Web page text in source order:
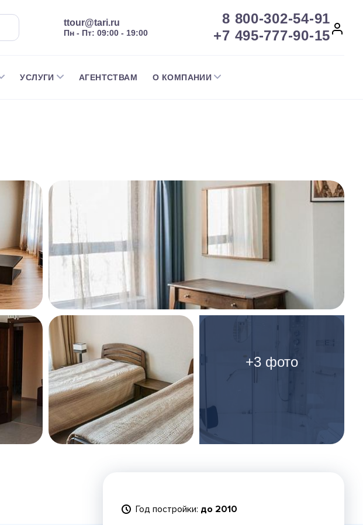
ttour@tari.ru
Пн - Пт: 09:00 - 19:00
8 800-302-54-91
+7 495-777-90-15
УСЛУГИ АГЕНТСТВАМ О КОМПАНИИ
+3 фото
Год постройки: до 2010